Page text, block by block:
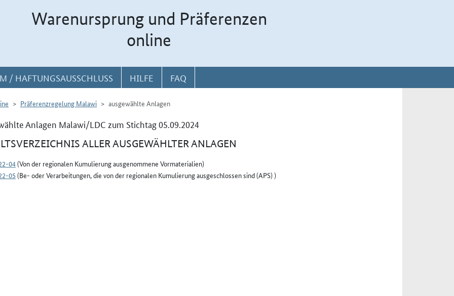
Warenursprung und Präferenzen
online
/ HAFTUNGSAUSSCHLUSS HILFE FAQ
Präferenzregelung Malawi ausgewählte Anlagen
Anlagen Malawi/LDC zum Stichtag 05.09.2024
ALLER AUSGEWÄHLTER ANLAGEN
04(Von der regionalen Kumulierung ausgenommene Vormaterialien)
05 (Be- oder Verarbeitungen, die von der regionalen Kumulierung ausgeschlossen sind (APS) )